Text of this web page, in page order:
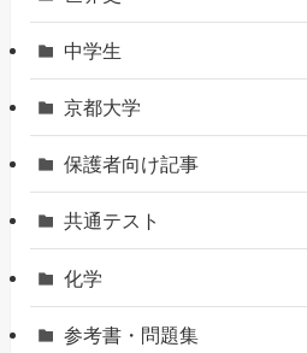
中学生
京都大学
保護者向け記事
共通テスト
化学
参考書・問題集